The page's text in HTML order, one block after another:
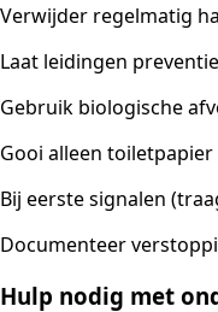
Verwijder regelmatig
Laat leidingen
Gebruik biologische
Gooi alleen
Bij eerste signalen
Documenteer
Hulp nodig met